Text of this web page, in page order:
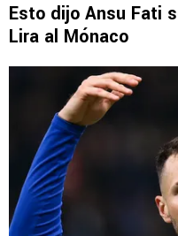
Esto dijo Ansu Fati
Lira al Mónaco